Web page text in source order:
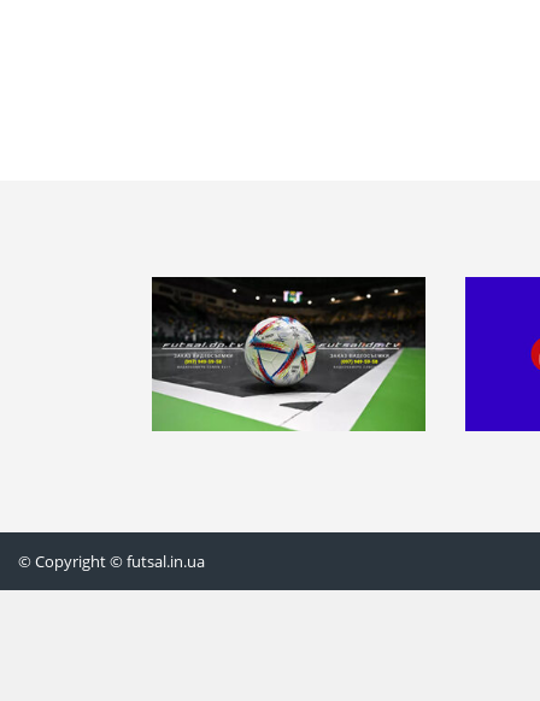
© Copyright © futsal.in.ua